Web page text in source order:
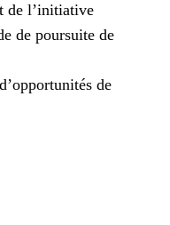
de l’initiative
de poursuite de
de